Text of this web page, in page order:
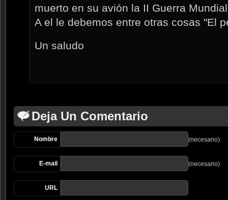
muerto en su avión la II Guerra
A el le debemos entre otras cosas "El
Un saludo
Deja Un Comentario
Nombre (necesario)
E-mail (necesario)
URL